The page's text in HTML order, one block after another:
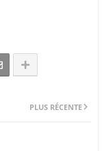
PLUS RÉCENTE